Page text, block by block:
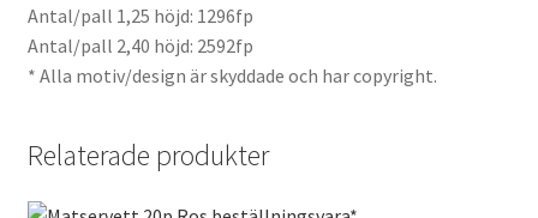
Antal/pall 1,25 höjd: 1296fp
Antal/pall 2,40 höjd: 2592fp
* Alla motiv/design är skyddade och har copyright.
Relaterade produkter